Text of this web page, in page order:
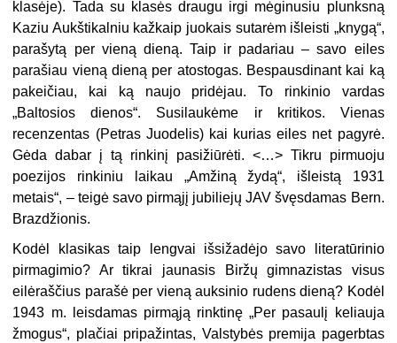
klasėje). Tada su klasės draugu irgi mėginusiu plunksną
Kaziu Aukštikalniu kažkaip juokais sutarėm išleisti „knygą“,
parašytą per vieną dieną. Taip ir padariau – savo eiles
parašiau vieną dieną per atostogas. Bespausdinant kai ką
pakeičiau, kai ką naujo pridėjau. To rinkinio vardas
„Baltosios dienos“. Susilaukėme ir kritikos. Vienas
recenzentas (Petras Juodelis) kai kurias eiles net pagyrė.
Gėda dabar į tą rinkinį pasižiūrėti. <…> Tikru pirmuoju
poezijos rinkiniu laikau „Amžiną žydą“, išleistą 1931
metais“, – teigė savo pirmąjį jubiliejų JAV švęsdamas Bern.
Brazdžionis.
Kodėl klasikas taip lengvai išsižadėjo savo literatūrinio
pirmagimio? Ar tikrai jaunasis Biržų gimnazistas visus
eilėraščius parašė per vieną auksinio rudens dieną? Kodėl
1943 m. leisdamas pirmąją rinktinę „Per pasaulį keliauja
žmogus“, plačiai pripažintas, Valstybės premija pagerbtas